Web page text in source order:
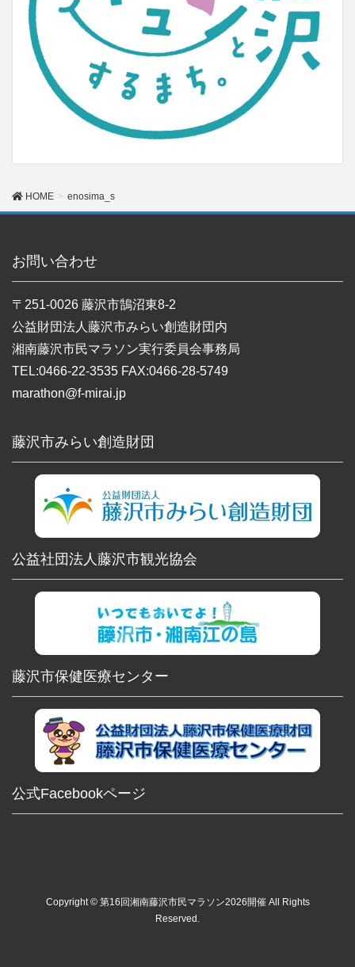
HOME enosima_s
お問い合わせ
〒251-0026 藤沢市鵠沼東8-2
公益財団法人藤沢市みらい創造財団内
湘南藤沢市民マラソン実行委員会事務局
TEL:0466-22-3535 FAX:0466-28-5749
marathon@f-mirai.jp
藤沢市みらい創造財団
公益社団法人藤沢市観光協会
藤沢市保健医療センター
公式Facebookページ
Copyright © 第16回湘南藤沢市民マラソン2026開催 All Rights
Reserved.